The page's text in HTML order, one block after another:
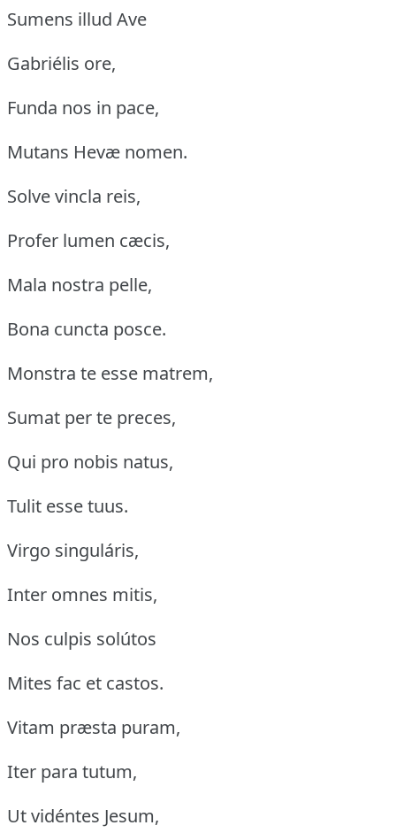
Sumens illud Ave
Gabriélis ore,
Funda nos in pace,
Mutans Hevæ nomen.
Solve vincla reis,
Profer lumen cæcis,
Mala nostra pelle,
Bona cuncta posce.
Monstra te esse matrem,
Sumat per te preces,
Qui pro nobis natus,
Tulit esse tuus.
Virgo singuláris,
Inter omnes mitis,
Nos culpis solútos
Mites fac et castos.
Vitam præsta puram,
Iter para tutum,
Ut vidéntes Jesum,